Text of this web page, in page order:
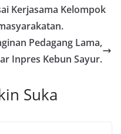
Kerjasama Kelompok
Pedagang Lama,
Inpres Kebun Sayur.
Suka